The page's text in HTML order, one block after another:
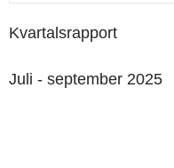
Kvartalsrapport
Juli - september 2025